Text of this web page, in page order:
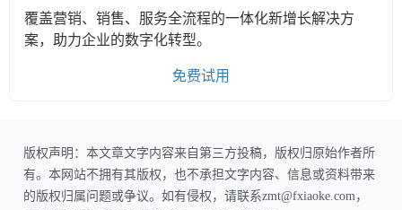
覆盖营销、销售、服务全流程的一体化新增长解决方
案，助力企业的数字化转型。
免费试用
版权声明：本文章文字内容来自第三方投稿，版权归原始作者所
有。本网站不拥有其版权，也不承担文字内容、信息或资料带来
的版权归属问题或争议。如有侵权，请联系zmt@fxiaoke.com，